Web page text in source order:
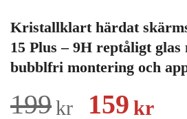
Kristallklart härdat
15 Plus – 9H reptåligt glas
bubblfri montering och
199kr
Det
159 krDet